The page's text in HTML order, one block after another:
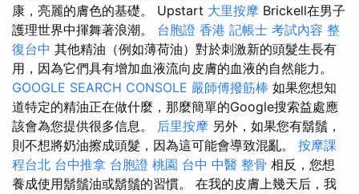
康，亮麗的膚色的基礎。 Upstart 大里按摩 Brickell在男子
護理世界中揮舞著浪潮。 台胞證 香港 記帳士 考試內容 整
復台中 其他精油（例如薄荷油）對於刺激新的頭髮生長有
用，因為它們具有增加血液流向皮膚的血液的自然能力。
GOOGLE SEARCH CONSOLE 嚴師傅撥筋棒 如果您想知
道特定的精油正在做什麼，那麼簡單的Google搜索益處應
該會為您提供很多信息。 后里按摩 另外，如果您有鬍鬚，
則不想將奶油擦成頭髮，因為這可能會導致混亂。 按摩課
程台北 台中推拿 台胞證 桃園 台中 中醫 整骨 相反，您想
養成使用鬍鬚油或鬍鬚的習慣。 在我的皮膚上幾天后，我